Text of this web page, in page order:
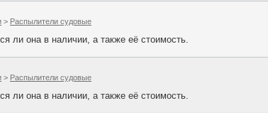
> Распылители судовые
ли она в наличии, а также её стоимость.
> Распылители судовые
ли она в наличии, а также её стоимость.